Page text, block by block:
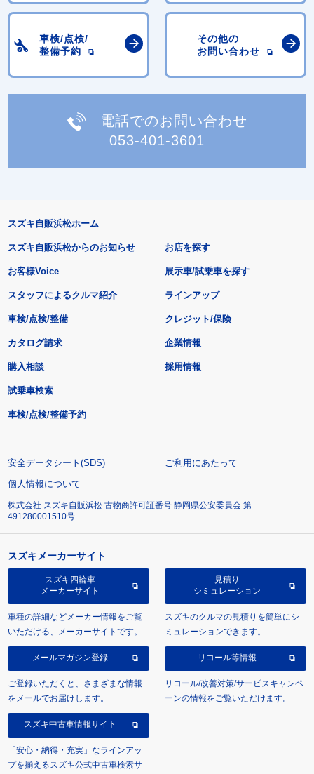
車検/点検/
整備予約
その他の
お問い合わせ
電話でのお問い合わせ
053-401-3601
スズキ自販浜松ホーム
スズキ自販浜松からのお知らせ
お客様Voice
スタッフによるクルマ紹介
お店を探す
展示車/試乗車を探す
ラインアップ
車検/点検/整備 クレジット/保険
カタログ請求
購入相談
試乗車検索
車検/点検/整備予約
企業情報
採用情報
安全データシート(SDS)
ご利用にあたって
個人情報について
株式会社 スズキ自販浜松 古物商許可証番号 静岡県公安委員会 第
491280001510号
スズキメーカーサイト
スズキ四輪車
メーカーサイト
車種の詳細などメーカー情報をご覧
いただける、メーカーサイトです。
見積り
シミュレーション
スズキのクルマの見積りを簡単にシ
ミュレーションできます。
メールマガジン登録
ご登録いただくと、さまざまな情報
をメールでお届けします。
リコール等情報
リコール/改善対策/サービスキャンペ
ーンの情報をご覧いただけます。
スズキ中古車情報サイト
「安心・納得・充実」なラインアッ
プを揃えるスズキ公式中古車検索サ